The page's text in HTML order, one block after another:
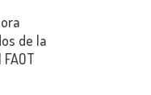
de la